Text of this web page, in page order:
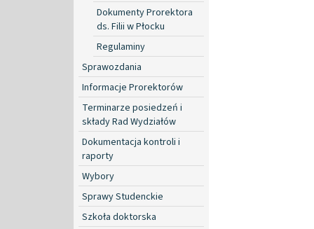
Dokumenty Prorektora
ds. Filii w Płocku
Regulaminy
Sprawozdania
Informacje Prorektorów
Terminarze posiedzeń i
składy Rad Wydziałów
Dokumentacja kontroli i
raporty
Wybory
Sprawy Studenckie
Szkoła doktorska